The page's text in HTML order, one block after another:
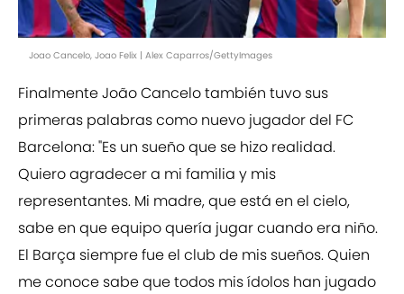
Joao Cancelo, Joao Felix | Alex Caparros/GettyImages
Finalmente João Cancelo también tuvo sus
primeras palabras como nuevo jugador del FC
Barcelona: "Es un sueño que se hizo realidad.
Quiero agradecer a mi familia y mis
representantes. Mi madre, que está en el cielo,
sabe en que equipo quería jugar cuando era niño.
El Barça siempre fue el club de mis sueños. Quien
me conoce sabe que todos mis ídolos han jugado